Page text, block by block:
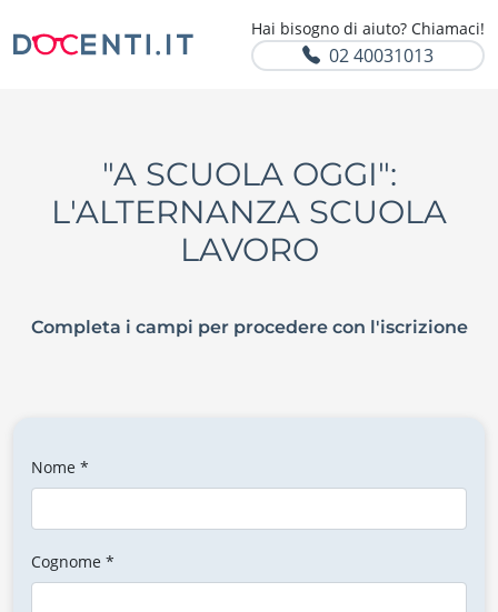
Hai bisogno di aiuto? Chiamaci!
02 40031013
"A SCUOLA OGGI":
L'ALTERNANZA SCUOLA
LAVORO
Completa i campi per procedere con l'iscrizione
Nome *
Cognome *